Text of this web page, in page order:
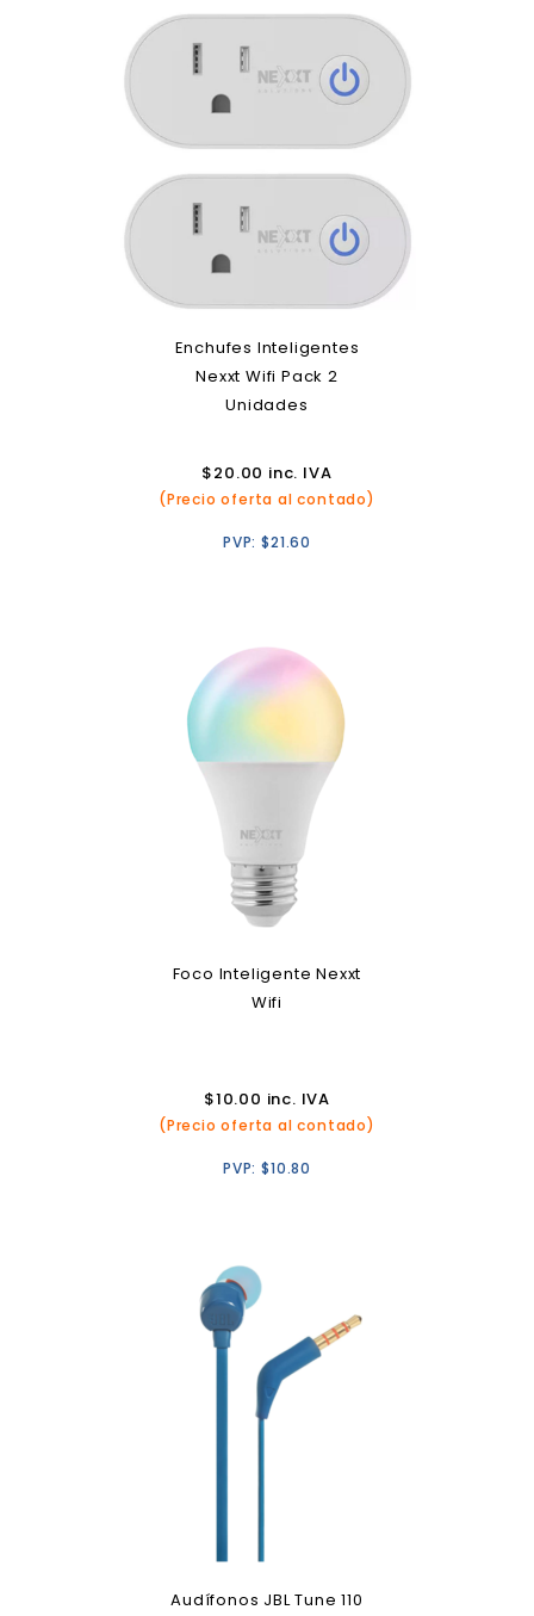
Enchufes Inteligentes
Nexxt Wifi Pack 2
Unidades
$20.00 inc. IVA
(Precio oferta al contado)
PVP:$21.60
Foco Inteligente Nexxt
Wifi
$10.00 inc. IVA
(Precio oferta al contado)
PVP:$10.80
Audífonos JBL Tune 110